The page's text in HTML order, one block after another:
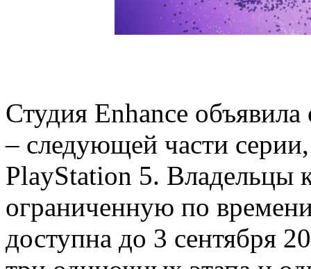
Студия Enhance
– следующей части серии,
PlayStation 5. Владельцы
ограниченную по
доступна до 3 сентября